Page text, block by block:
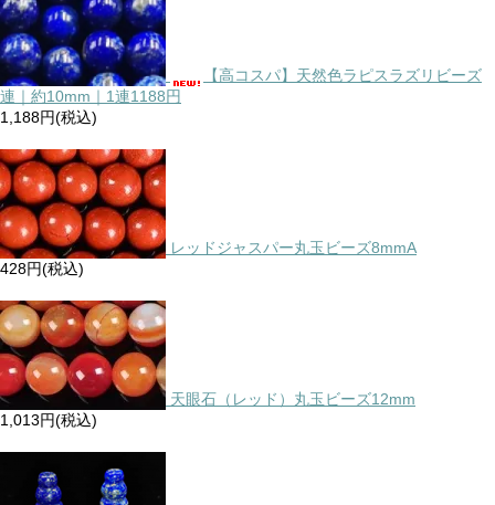
【高コスパ】天然色ラピスラズリビーズ
連｜約10mm｜1連1188円
1,188円(税込)
レッドジャスパー丸玉ビーズ8mmA
428円(税込)
天眼石（レッド）丸玉ビーズ12mm
1,013円(税込)